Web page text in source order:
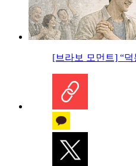
[브라보 모먼트] “